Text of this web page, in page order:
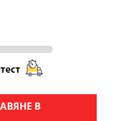
Termomax
В